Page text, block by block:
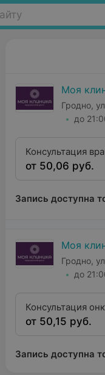
Моя
Гродно,
до
Консультация
от 50,06 руб.
Запись доступна
Моя
Гродно,
до
Консультация
от 50,15 руб.
Запись доступна